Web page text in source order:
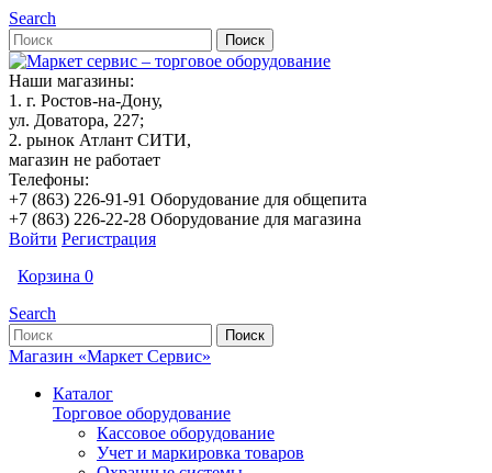
Search
Наши магазины:
1. г. Ростов-на-Дону,
ул. Доватора, 227;
2. рынок Атлант СИТИ,
магазин не работает
Телефоны:
+7 (863) 226-91-91 Оборудование для общепита
+7 (863) 226-22-28 Оборудование для магазина
Войти Регистрация
Корзина 0
Search
Магазин «Маркет Сервис»
Каталог
Торговое оборудование
Кассовое оборудование
Учет и маркировка товаров